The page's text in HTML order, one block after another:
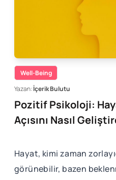
Well-Being
Yazan:İçerik Bulutu
Pozitif Psikoloji:
Açısını Nasıl
Hayat, kimi zaman
görünebilir, bazen